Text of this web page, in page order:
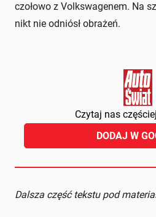
czołowo z Volkswagenem. Na
nikt nie odniósł obrażeń.
Czytaj nas
DODAJ W
Dalsza część tekstu pod